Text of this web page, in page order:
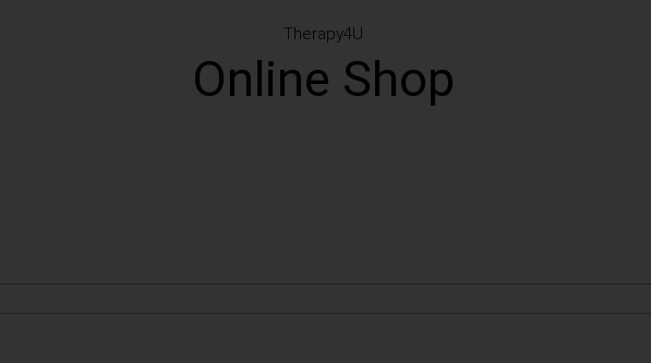
Therapy4U
Online Shop